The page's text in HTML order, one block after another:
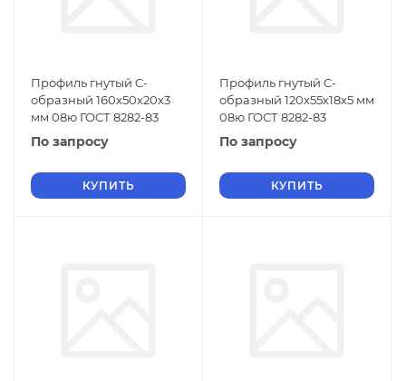
Профиль гнутый C-
образный 160х50х20х3
мм 08ю ГОСТ 8282-83
По запросу
КУПИТЬ
Профиль гнутый C-
образный 120х55х18х5 мм
08ю ГОСТ 8282-83
По запросу
КУПИТЬ